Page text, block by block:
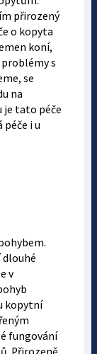
přirozený
o kopyta
koní,
s
se
na
je tato péče
péče i u
dlouhé
v
kopytní
fungování
Přirozeně